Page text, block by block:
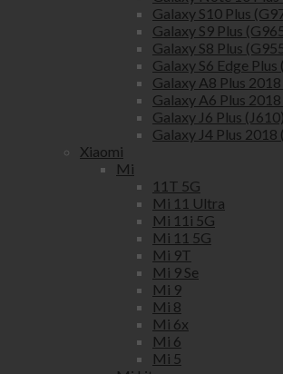
Galaxy S10 Plus
Galaxy S9 Plus
Galaxy S8 Plus
Galaxy S6 Edge Plus
Galaxy A8 Plus
Galaxy A6 Plus
Galaxy J6 Plus (J610)
Galaxy J4 Plus 2018
Xiaomi
Mi
11T 5G
Mi 11 Ultra
Mi 11i 5G
Mi 11 5G
Mi 9T
Mi 9 Se
Mi 9
Mi 8
Mi 6x
Mi 6
Mi 5